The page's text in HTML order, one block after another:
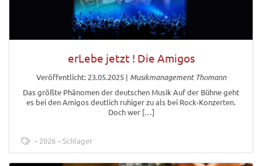
erLebe jetzt ! Die Amigos
Veröffentlicht: 23.05.2025| Musikmanagement Thomann
Das größte Phänomen der deutschen Musik Auf der Bühne geht
es bei den Amigos deutlich ruhiger zu als bei Rock-Konzerten.
Doch wer […]
2026 Schlager